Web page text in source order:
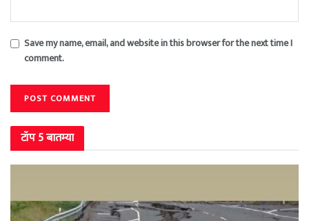
Save my name, email, and website in this browser for the next time I
comment.
टॉप 5 बातम्या